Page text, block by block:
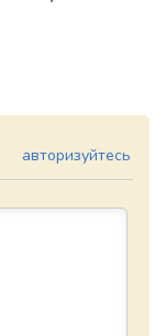
авторизуйтесь